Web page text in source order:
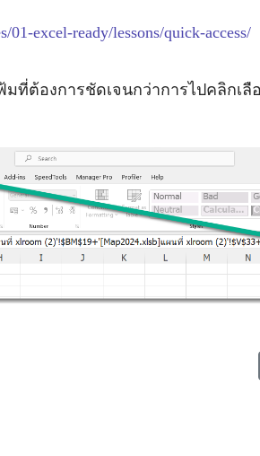
excel-ready/lessons/quick-access/
มที่ต้องการชัดเจนกว่าการไปคลิกเ
ชื่อถือ